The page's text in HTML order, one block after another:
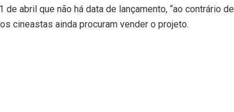
abril que não há data de lançamento, “ao contrário de
cineastas ainda procuram vender o projeto.